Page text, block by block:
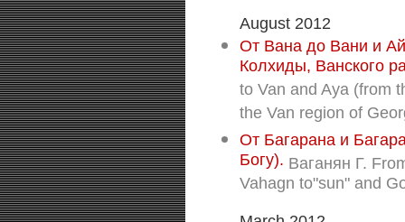
August 2012
От Вана до Вани и
Колхиды, Ванского
to Van and Aya (from
the Van region of
От Багарана и
Богу). Ваганян Г.
Vahagn to"sun" and